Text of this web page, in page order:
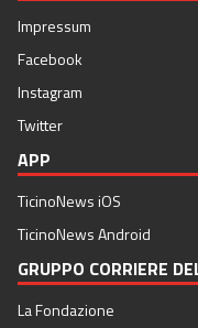
Impressum
Facebook
Instagram
Twitter
APP
TicinoNews iOS
TicinoNews Android
GRUPPO CORRIERE
La Fondazione